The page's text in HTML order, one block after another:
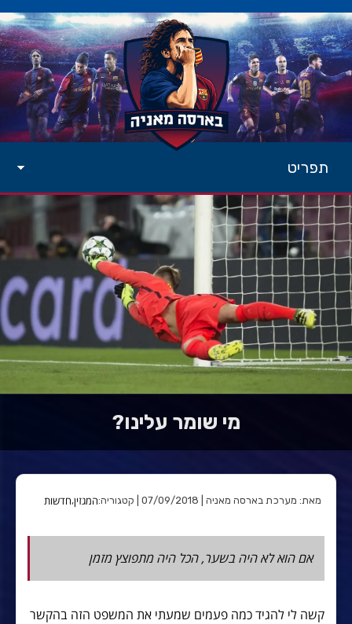
תפריט
מי שומר עלינו?
מאת: מערכת בארסה מאניה | 07/09/2018 | קטגוריה: המגזין,חדשות
אם הוא לא היה בשער, הכל היה מתפוצץ מזמן
קשה לי להגיד כמה פעמים שמעתי את המשפט הזה בהקשר